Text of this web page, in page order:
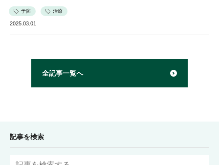
予防 治療
2025.03.01
全記事一覧へ
記事を検索